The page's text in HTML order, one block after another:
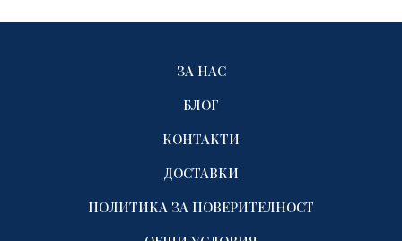
ЗА НАС
БЛОГ
КОНТАКТИ
ДОСТАВКИ
ПОЛИТИКА ЗА ПОВЕРИТЕЛНОСТ